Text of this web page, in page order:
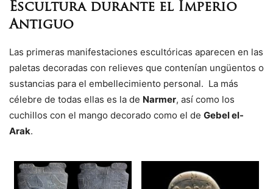
Escultura durante el Imperio
Antiguo
Las primeras manifestaciones escultóricas aparecen en las
paletas decoradas con relieves que contenían ungüentos o
sustancias para el embellecimiento personal. La más
célebre de todas ellas es la de Narmer, así como los
cuchillos con el mango decorado como el de Gebel el-
Arak.